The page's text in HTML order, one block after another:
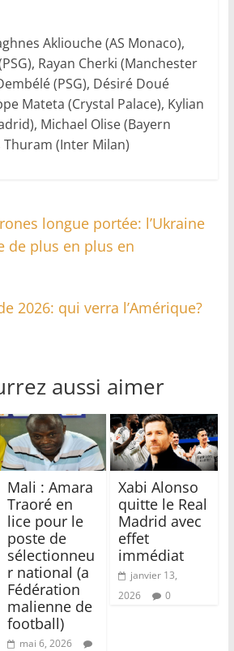
Akliouche (AS Monaco),
Rayan Cherki (Manchester
(PSG), Désiré Doué
Mateta (Crystal Palace), Kylian
Michael Olise (Bayern
(Inter Milan)
longue portée: l’Ukraine
de plus en plus en
2026: qui verra l’Amérique?
aussi aimer
Mali : Amara
Traoré en
lice pour le
poste de
sélectionneu
r national (a
Fédération
malienne de
football)
mai 6, 2026
Xabi Alonso
quitte le Real
Madrid avec
effet
immédiat
janvier 13,
2026
0